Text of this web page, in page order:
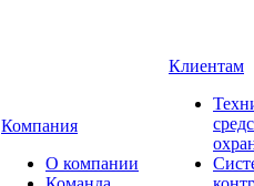
Компания
О компании
Клиентам